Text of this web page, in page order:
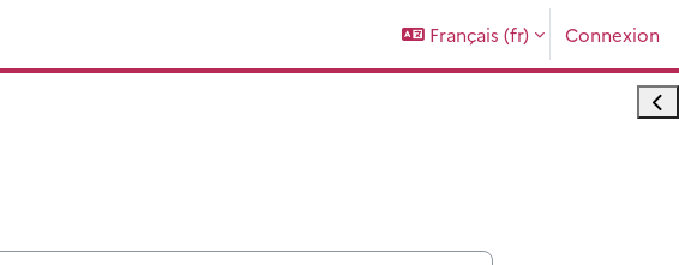
Français ‎(fr)‎ Connexion